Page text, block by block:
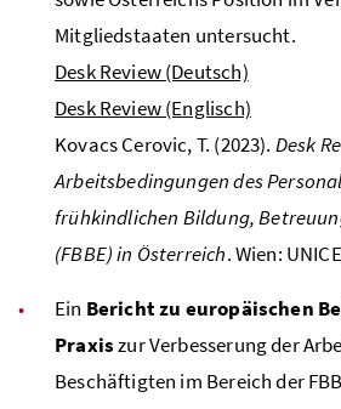
Mitgliedstaaten untersucht.
Desk Review (Deutsch)
Desk Review (Englisch)
Kovacs Cerovic, T. (2023). Desk
Arbeitsbedingungen des
frühkindlichen Bildung,
(FBBE) in Österreich. Wien:
Ein Bericht zu europäischen
Praxiszur Verbesserung der
Beschäftigten im Bereich der